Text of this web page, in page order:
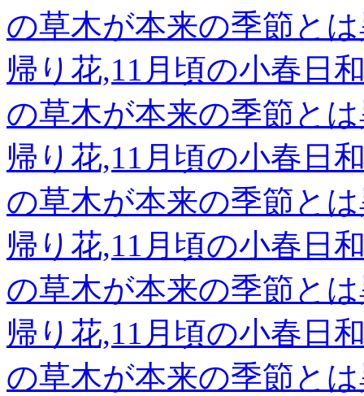
の草木が本来の季節と
帰り花,11月頃の小春日
の草木が本来の季節と
帰り花,11月頃の小春日
の草木が本来の季節と
帰り花,11月頃の小春日
の草木が本来の季節と
帰り花,11月頃の小春日
の草木が本来の季節と